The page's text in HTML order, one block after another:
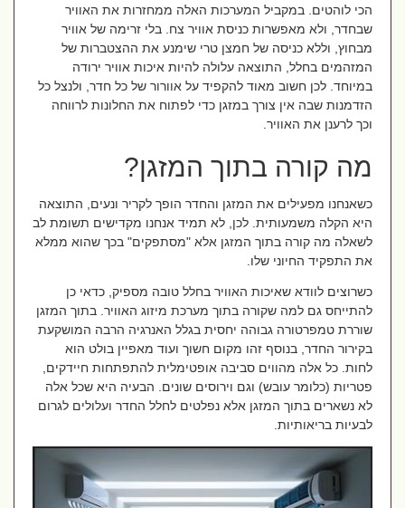
הכי לוהטים. במקביל המערכות האלה ממחזרות את האוויר
שבחדר, ולא מאפשרות כניסת אוויר צח. בלי זרימה של אוויר
מבחוץ, וללא כניסה של חמצן טרי שימנע את ההצטברות של
המזהמים בחלל, התוצאה עלולה להיות איכות אוויר ירודה
במיוחד. לכן חשוב מאוד להקפיד על אוורור של כל חדר, ולנצל כל
הזדמנות שבה אין צורך במזגן כדי לפתוח את החלונות לרווחה
וכך לרענן את האוויר.
מה קורה בתוך המזגן?
כשאנחנו מפעילים את המזגן והחדר הופך לקריר ונעים, התוצאה
היא הקלה משמעותית. לכן, לא תמיד אנחנו מקדישים תשומת לב
לשאלה מה קורה בתוך המזגן אלא "מסתפקים" בכך שהוא ממלא
את התפקיד החיוני שלו.
כשרוצים לוודא שאיכות האוויר בחלל טובה מספיק, כדאי כן
להתייחס גם למה שקורה בתוך מערכת מיזוג האוויר. בתוך המזגן
שוררת טמפרטורה גבוהה יחסית בגלל האנרגיה הרבה המושקעת
בקירור החדר, בנוסף זהו מקום חשוך ועוד מאפיין בולט הוא
לחות. כל אלה מהווים סביבה אופטימלית להתפתחות חיידקים,
פטריות (כלומר עובש) וגם וירוסים שונים. הבעיה היא שכל אלה
לא נשארים בתוך המזגן אלא נפלטים לחלל החדר ועלולים לגרום
לבעיות בריאותיות.